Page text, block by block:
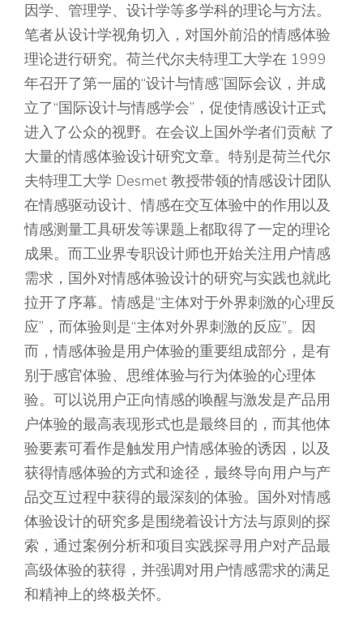
因学、管理学、设计学等多学科的理论与方法。
笔者从设计学视角切入，对国外前沿的情感体验
理论进行研究。荷兰代尔夫特理工大学在 1999
年召开了第一届的“设计与情感”国际会议，并成
立了“国际设计与情感学会”，促使情感设计正式
进入了公众的视野。在会议上国外学者们贡献 了
大量的情感体验设计研究文章。特别是荷兰代尔
夫特理工大学 Desmet 教授带领的情感设计团队
在情感驱动设计、情感在交互体验中的作用以及
情感测量工具研发等课题上都取得了一定的理论
成果。而工业界专职设计师也开始关注用户情感
需求，国外对情感体验设计的研究与实践也就此
拉开了序幕。情感是“主体对于外界刺激的心理反
应”，而体验则是“主体对外界刺激的反应”。因
而，情感体验是用户体验的重要组成部分，是有
别于感官体验、思维体验与行为体验的心理体
验。可以说用户正向情感的唤醒与激发是产品用
户体验的最高表现形式也是最终目的，而其他体
验要素可看作是触发用户情感体验的诱因，以及
获得情感体验的方式和途径，最终导向用户与产
品交互过程中获得的最深刻的体验。国外对情感
体验设计的研究多是围绕着设计方法与原则的探
索，通过案例分析和项目实践探寻用户对产品最
高级体验的获得，并强调对用户情感需求的满足
和精神上的终极关怀。